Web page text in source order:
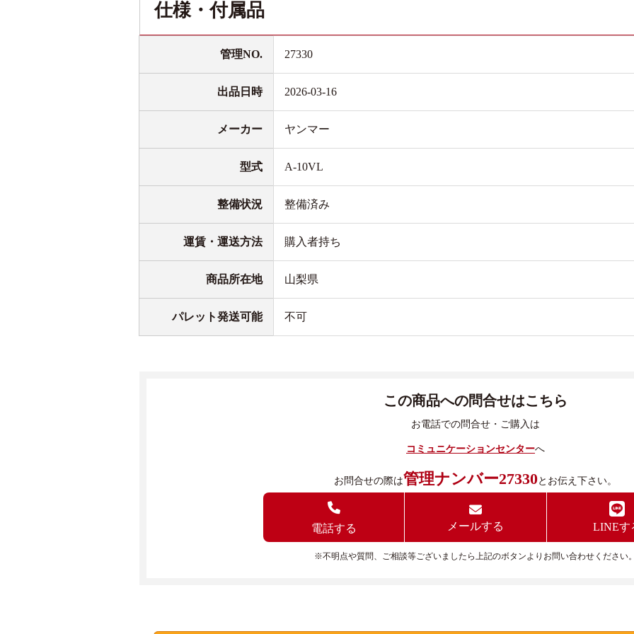
仕様・付属品
管理NO. 27330
出品日時 2026-03-16
メーカー ヤンマー
型式 A-10VL
整備状況 整備済み
運賃・運送方法 購入者持ち
商品所在地 山梨県
パレット発送可能 不可
この商品への問合せはこちら
お電話での問合せ・ご購入は
コミュニケーションセンターへ
お問合せの際は管理ナンバー27330とお伝え下さい。
電話する メールする LINEす
※不明点や質問、ご相談等ございましたら上記のボタンよりお問い合わせください